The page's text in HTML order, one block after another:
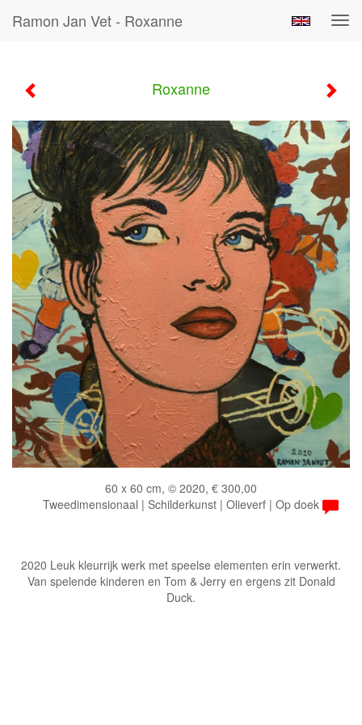
Ramon Jan Vet - Roxanne
Roxanne
60 x 60 cm, © 2020, € 300,00
Tweedimensionaal | Schilderkunst | Olieverf | Op doek
2020 Leuk kleurrijk werk met speelse elementen erin verwerkt.
Van spelende kinderen en Tom & Jerry en ergens zit Donald
Duck.